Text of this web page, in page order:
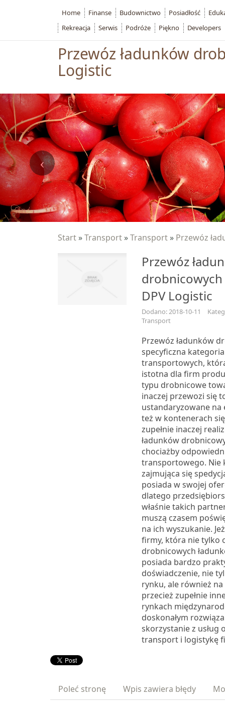
Przewóz ładunków
Logistic
Start »Transport »Transport » Przewóz
Przewóz
DPV Logistic
Dodano: 2018-10-11
Transport
Przewóz ładunków
specyficzna kategoria
transportowych,
istotna dla firm
typu drobnicowe
inaczej przewozi się
ustandaryzowane
też w kontenerach
zupełnie inaczej
ładunków
chociażby
transportowego. Nie
zajmująca się
posiada w swojej
dlatego
właśnie takich
muszą czasem
na ich wyszukanie.
firmy, która nie tylko
drobnicowych
posiada bardzo
doświadczenie, nie
rynku, ale również
przecież zupełnie
rynkach
doskonałym
skorzystanie z usług
transport i logistykę
Poleć stronę Wpis zawiera błędy
Home Finanse Budownictwo Posiadłość
Rekreacja
Serwis Podróże Piękno Developers